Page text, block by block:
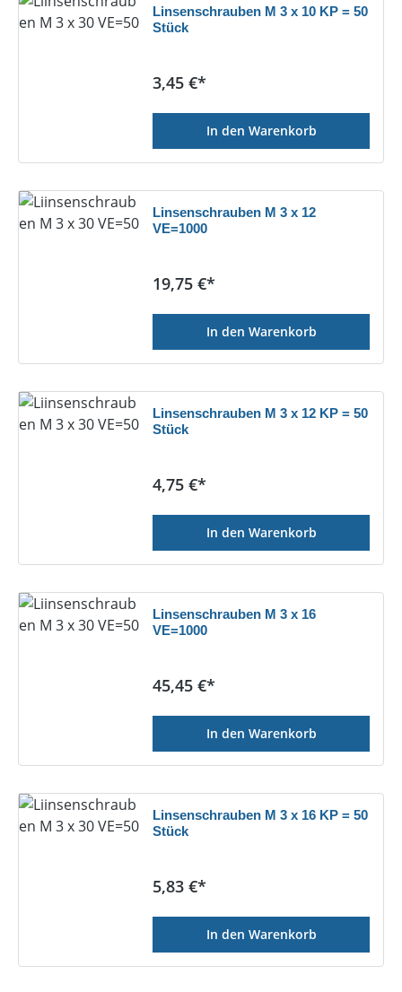
Linsenschrauben M 3 x 10 KP = 50
Stück
Regulärer Preis:
3,45 €*
In den Warenkorb
Linsenschrauben M 3 x 12
VE=1000
Regulärer Preis:
19,75 €*
In den Warenkorb
Linsenschrauben M 3 x 12 KP = 50
Stück
Regulärer Preis:
4,75 €*
In den Warenkorb
Linsenschrauben M 3 x 16
VE=1000
Regulärer Preis:
45,45 €*
In den Warenkorb
Linsenschrauben M 3 x 16 KP = 50
Stück
Regulärer Preis:
5,83 €*
In den Warenkorb